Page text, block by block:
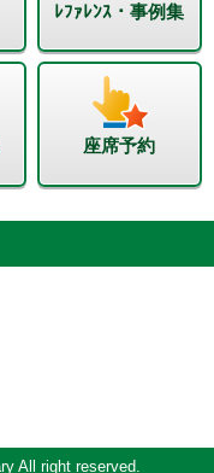
ﾚﾌｧﾚﾝｽ・事例集
座席予約
All right reserved.